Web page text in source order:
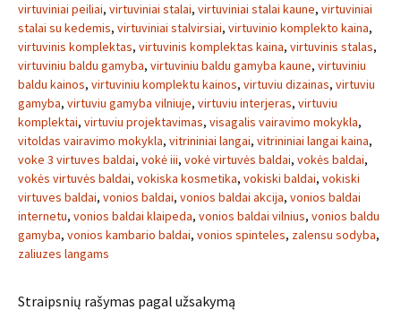
virtuviniai peiliai, virtuviniai stalai, virtuviniai stalai kaune, virtuviniai
stalai su kedemis, virtuviniai stalvirsiai, virtuvinio komplekto kaina,
virtuvinis komplektas, virtuvinis komplektas kaina, virtuvinis stalas,
virtuviniu baldu gamyba, virtuviniu baldu gamyba kaune, virtuviniu
baldu kainos, virtuviniu komplektu kainos, virtuviu dizainas, virtuviu
gamyba, virtuviu gamyba vilniuje, virtuviu interjeras, virtuviu
komplektai, virtuviu projektavimas, visagalis vairavimo mokykla,
vitoldas vairavimo mokykla, vitrininiai langai, vitrininiai langai kaina,
voke 3 virtuves baldai, vokė iii, vokė virtuvės baldai, vokės baldai,
vokės virtuvės baldai, vokiska kosmetika, vokiski baldai, vokiski
virtuves baldai, vonios baldai, vonios baldai akcija, vonios baldai
internetu, vonios baldai klaipeda, vonios baldai vilnius, vonios baldu
gamyba, vonios kambario baldai, vonios spinteles, zalensu sodyba,
zaliuzes langams
Straipsnių rašymas pagal užsakymą